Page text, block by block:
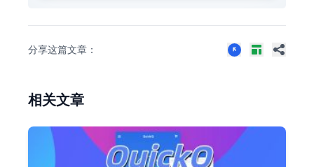
分享这篇文章：
相关文章